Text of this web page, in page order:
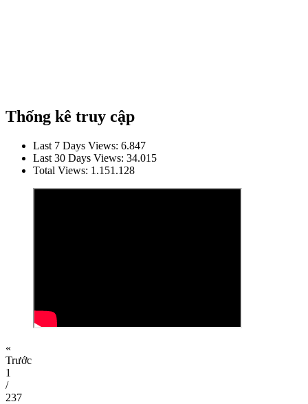
Thống kê truy cập
Last 7 Days Views: 6.847
Last 30 Days Views: 34.015
Total Views: 1.151.128
«
Trước
1
/
237